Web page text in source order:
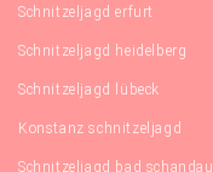
Schnitzeljagd erfurt
Schnitzeljagd heidelberg
Schnitzeljagd lübeck
Konstanz schnitzeljagd
Schnitzeljagd bad schandau